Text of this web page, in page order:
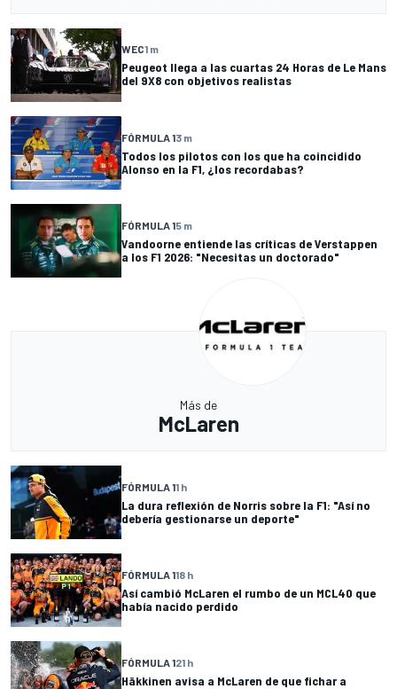
WEC1 m
Peugeot llega a las cuartas 24 Horas de Le Mans
del 9X8 con objetivos realistas
FÓRMULA 13 m
Todos los pilotos con los que ha coincidido
Alonso en la F1, ¿los recordabas?
FÓRMULA 15 m
Vandoorne entiende las críticas de Verstappen
a los F1 2026: "Necesitas un doctorado"
Más de
McLaren
FÓRMULA 11 h
La dura reflexión de Norris sobre la F1: "Así no
debería gestionarse un deporte"
FÓRMULA 118 h
Así cambió McLaren el rumbo de un MCL40 que
había nacido perdido
FÓRMULA 121 h
Häkkinen avisa a McLaren de que fichar a